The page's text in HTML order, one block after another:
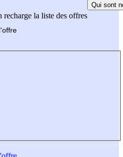
recharge la liste des offres
Qui sont